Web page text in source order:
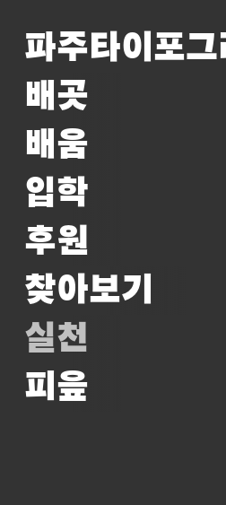
파주타이포그
배곳
배움
입학
후원
찾아보기
실천
피읖